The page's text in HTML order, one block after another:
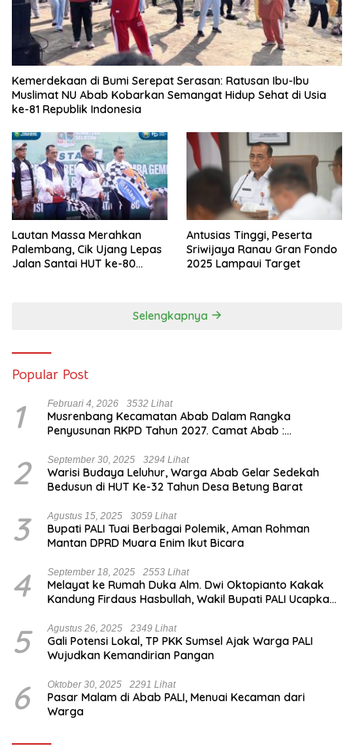
Kemerdekaan di Bumi Serepat Serasan: Ratusan Ibu-Ibu
Muslimat NU Abab Kobarkan Semangat Hidup Sehat di Usia
ke-81 Republik Indonesia
Lautan Massa Merahkan
Palembang, Cik Ujang Lepas
Jalan Santai HUT ke-80
Antusias Tinggi, Peserta
Sriwijaya Ranau Gran Fondo
2025 Lampaui Target
Selengkapnya
Popular Post
1 Februari 4, 2026 3532 Lihat
Musrenbang Kecamatan Abab Dalam Rangka
Penyusunan RKPD Tahun 2027. Camat Abab :
2 September 30, 2025 3294 Lihat
Warisi Budaya Leluhur, Warga Abab Gelar Sedekah
Bedusun di HUT Ke-32 Tahun Desa Betung Barat
3 Agustus 15, 2025 3059 Lihat
Bupati PALI Tuai Berbagai Polemik, Aman Rohman
Mantan DPRD Muara Enim Ikut Bicara
4 September 18, 2025 2553 Lihat
Melayat ke Rumah Duka Alm. Dwi Oktopianto Kakak
Kandung Firdaus Hasbullah, Wakil Bupati PALI Ucapkan
5 Agustus 26, 2025 2349 Lihat
Gali Potensi Lokal, TP PKK Sumsel Ajak Warga PALI
Wujudkan Kemandirian Pangan
6 Oktober 30, 2025 2291 Lihat
Pasar Malam di Abab PALI, Menuai Kecaman dari
Warga